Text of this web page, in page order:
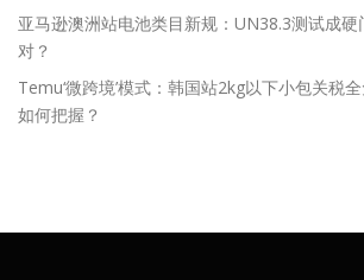
亚马逊澳洲站电池类目新规：UN38.3测试成
对？
Temu‘微跨境’模式：韩国站2kg以下小包关税
如何把握？